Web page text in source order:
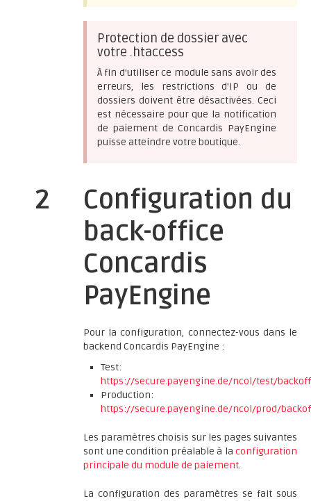
Protection de dossier avec
votre .htaccess
À fin d'utiliser ce module sans avoir des
erreurs, les restrictions d'IP ou de
dossiers doivent être désactivées. Ceci
est nécessaire pour que la notification
de paiement de Concardis PayEngine
puisse atteindre votre boutique.
2
Configuration du
back-office
Concardis
PayEngine
Pour la configuration, connectez-vous dans le
backend Concardis PayEngine :
Test:
https://secure.payengine.de/ncol/test/
Production:
https://secure.payengine.de/ncol/prod/
Les paramètres choisis sur les pages suivantes
sont une condition préalable à la configuration
principale du module de paiement.
La configuration des paramètres se fait sous